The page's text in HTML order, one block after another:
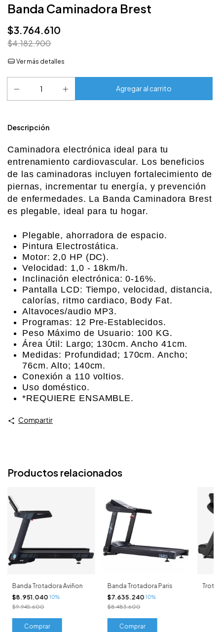
Banda Caminadora Brest
$3.764.610
$4.182.900
Ver más detalles
Descripción
Caminadora electrónica ideal para tu
entrenamiento cardiovascular. Los beneficios
de las caminadoras incluyen fortalecimiento de
piernas, incrementar tu energía, y prevención
de enfermedades. La Banda Caminadora Brest
es plegable, ideal para tu hogar.
Plegable, ahorradora de espacio.
Pintura Electrostática.
Motor: 2,0 HP (DC).
Velocidad: 1,0 - 18km/h.
Inclinación electrónica: 0-16%.
Pantalla LCD: Tiempo, velocidad, distancia,
calorías, ritmo cardiaco, Body Fat.
Altavoces/audio MP3.
Programas: 12 Pre-Establecidos.
Peso Máximo de Usuario: 100 KG.
Área Útil: Largo; 130cm. Ancho 41cm.
Medidas: Profundidad; 170cm. Ancho;
76cm. Alto; 140cm.
Conexión a 110 voltios.
Uso doméstico.
*REQUIERE ENSAMBLE.
Compartir
Productos relacionados
Banda Trotadora Aviñon
$8.951.040 10%
$9.945.600
Banda Trotadora Paris
$7.635.240 10%
$8.483.600